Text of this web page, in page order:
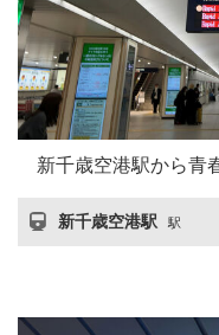
新千歳空港駅から青
新千歳空港駅 駅